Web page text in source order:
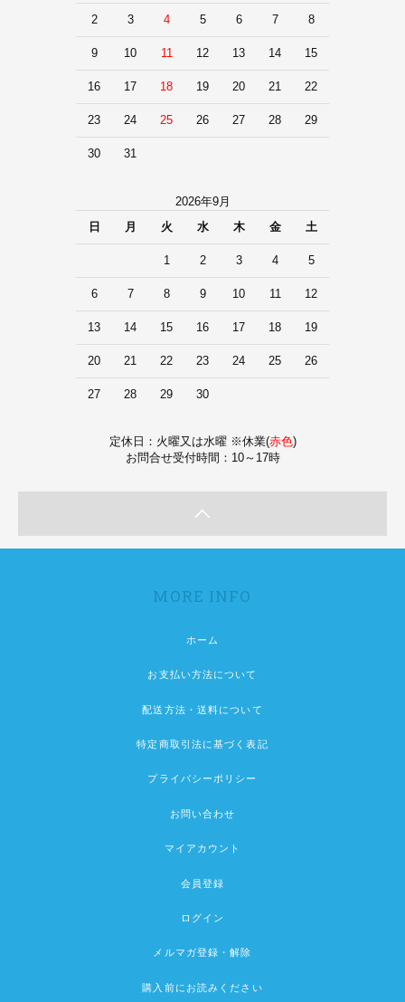
2 3 4 5 6 7 8
9 10 11 12 13 14 15
16 17 18 19 20 21 22
23 24 25 26 27 28 29
30 31
2026年9月
日
月 火 水 木 金 土
1 2 3 4 5
6 7 8 9 10 11 12
13 14 15 16 17 18 19
20 21 22 23 24 25 26
27 28 29 30
定休日：火曜又は水曜 ※休業(赤色)
お問合せ受付時間：10～17時
MORE INFO
ホーム
お支払い方法について
配送方法・送料について
特定商取引法に基づく表記
プライバシーポリシー
お問い合わせ
マイアカウント
会員登録
ログイン
メルマガ登録・解除
購入前にお読みください